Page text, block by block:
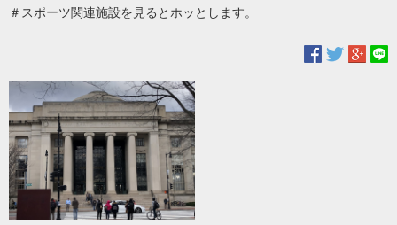
＃スポーツ関連施設を見るとホッとします。